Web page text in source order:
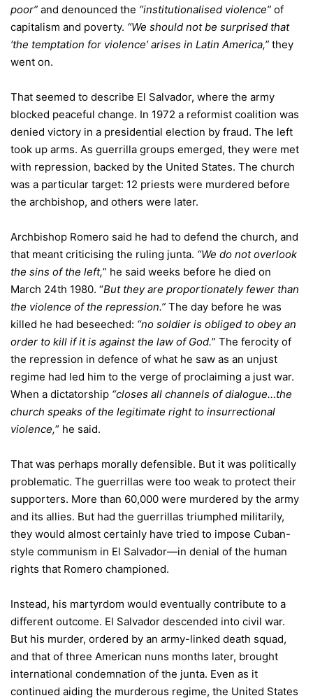
poor” and denounced the “institutionalised violence” of
capitalism and poverty. “We should not be surprised that
‘the temptation for violence’ arises in Latin America,” they
went on.
That seemed to describe El Salvador, where the army
blocked peaceful change. In 1972 a reformist coalition was
denied victory in a presidential election by fraud. The left
took up arms. As guerrilla groups emerged, they were met
with repression, backed by the United States. The church
was a particular target: 12 priests were murdered before
the archbishop, and others were later.
Archbishop Romero said he had to defend the church, and
that meant criticising the ruling junta. “We do not overlook
the sins of the left,” he said weeks before he died on
March 24th 1980. “But they are proportionately fewer than
the violence of the repression.” The day before he was
killed he had beseeched: “no soldier is obliged to obey an
order to kill if it is against the law of God.” The ferocity of
the repression in defence of what he saw as an unjust
regime had led him to the verge of proclaiming a just war.
When a dictatorship “closes all channels of dialogue…the
church speaks of the legitimate right to insurrectional
violence,” he said.
That was perhaps morally defensible. But it was politically
problematic. The guerrillas were too weak to protect their
supporters. More than 60,000 were murdered by the army
and its allies. But had the guerrillas triumphed militarily,
they would almost certainly have tried to impose Cuban-
style communism in El Salvador—in denial of the human
rights that Romero championed.
Instead, his martyrdom would eventually contribute to a
different outcome. El Salvador descended into civil war.
But his murder, ordered by an army-linked death squad,
and that of three American nuns months later, brought
international condemnation of the junta. Even as it
continued aiding the murderous regime, the United States